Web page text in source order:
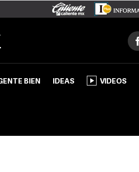
BIEN IDEAS VIDEOS